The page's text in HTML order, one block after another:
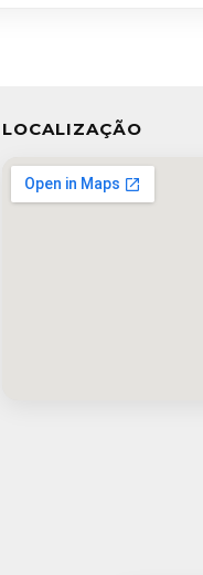
LOCALIZAÇÃO